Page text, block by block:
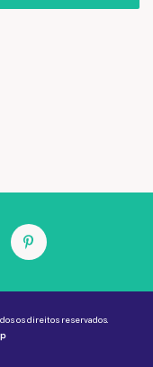
os direitos reservados.